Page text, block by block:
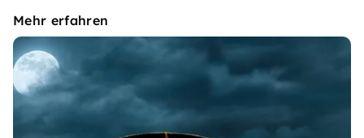
Mehr erfahren